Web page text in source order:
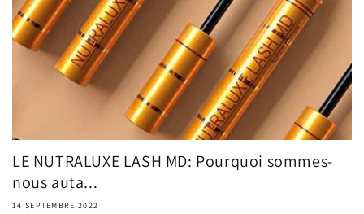
LE NUTRALUXE LASH MD: Pourquoi sommes-
nous auta...
14 SEPTEMBRE 2022